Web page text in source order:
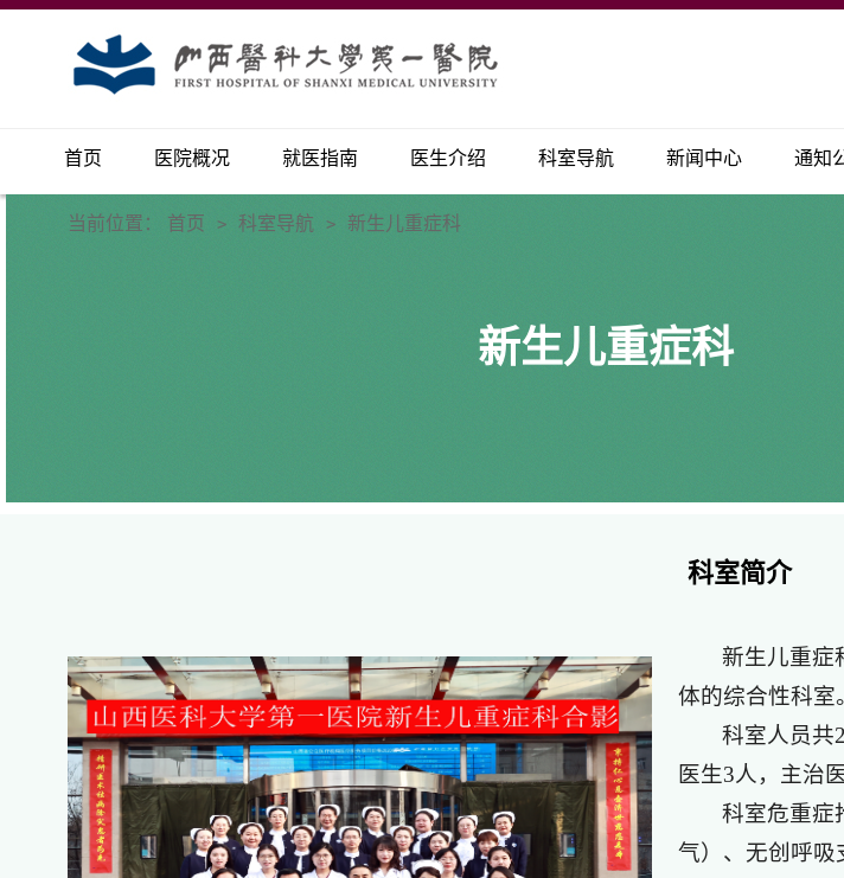
首页 医院概况 就医指南 医生介绍 科室导航 新闻中心 通知
当前位置： 首页 > 科室导航 > 新生儿重症科
新生儿重症科
科室简介
新生儿重症
体的综合性科室
科室人员共
医生3人，主治
科室危重症
气）、无创呼吸